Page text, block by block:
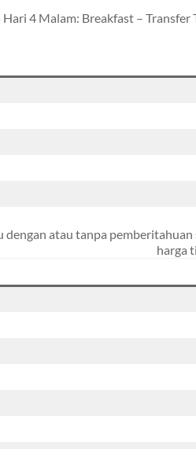
4 Malam: Breakfast –
atau tanpa
harga